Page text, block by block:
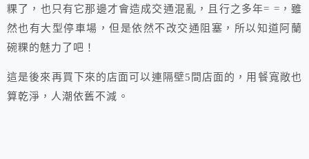
粿了，也只有它那邊才會造成交通混亂，且行之多年= =，雖
然也有大型停車場，但是依然不改交通阻塞，所以知道阿蘭
碗粿的魅力了吧！
這是後來再買下來的店面可以連隔壁5間店面的，用餐寬敞也
算乾淨，人潮依舊不減。